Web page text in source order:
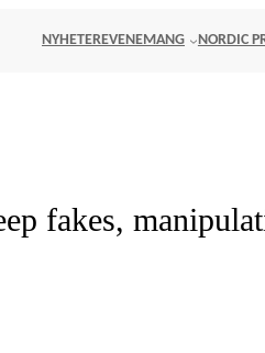
NYHETEREVENEMANG NORDIC
fakes,